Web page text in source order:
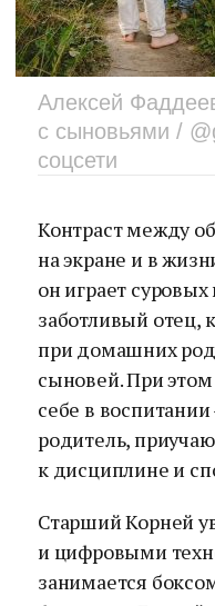
Алексей
с сыновьями /
соцсети
Контраст между
на экране и в
он играет
заботливый отец,
при домашних
сыновей. При этом
себе в
родитель,
к дисциплине и
Старший Корней
и цифровыми
занимается